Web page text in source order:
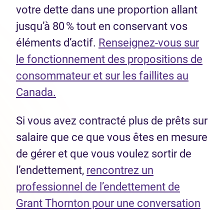
votre dette dans une proportion allant
jusqu’à 80 % tout en conservant vos
éléments d’actif. Renseignez-vous sur
le fonctionnement des propositions de
consommateur et sur les faillites au
Canada.
Si vous avez contracté plus de prêts sur
salaire que ce que vous êtes en mesure
de gérer et que vous voulez sortir de
l’endettement, rencontrez un
professionnel de l’endettement de
Grant Thornton pour une conversation